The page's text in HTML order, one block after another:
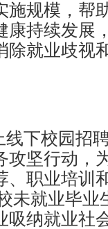
施规模，帮
康持续发展
除就业歧视
下校园招
攻坚行动，
、职业培训
未就业毕业
纳就业社